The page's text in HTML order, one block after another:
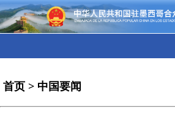
首页 > 中国要闻